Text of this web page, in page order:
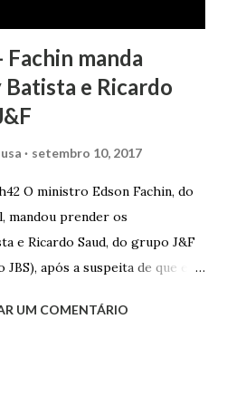
Fachin manda
e Ricardo
setembro 10, 2017
O ministro Edson Fachin, do
mandou prender os
e Ricardo Saud, do grupo J&F
após a suspeita de que eles
e a informação foi publicada
UM COMENTÁRIO